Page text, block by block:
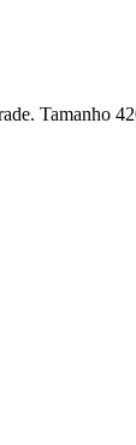
Tamanho